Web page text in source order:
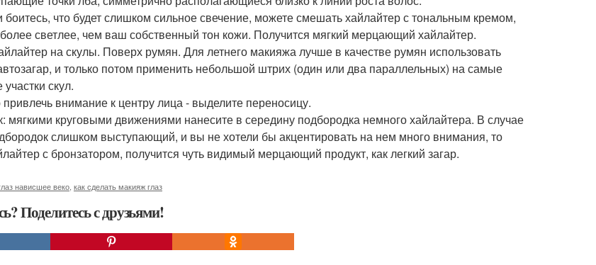
боитесь, что будет слишком сильное свечение, можете смешать хайлайтер с тональным кремом,
светлее, чем ваш собственный тон кожи. Получится мягкий мерцающий хайлайтер.
на скулы. Поверх румян. Для летнего макияжа лучше в качестве румян использовать
и только потом применить небольшой штрих (один или два параллельных) на самые
скул.
внимание к центру лица - выделите переносицу.
мягкими круговыми движениями нанесите в середину подбородка немного хайлайтера. В случае
слишком выступающий, и вы не хотели бы акцентировать на нем много внимания, то
с бронзатором, получится чуть видимый мерцающий продукт, как легкий загар.
нависшее веко как сделать макияж глаз
Поделитесь с друзьями!